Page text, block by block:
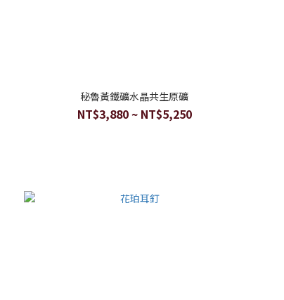
秘魯黃鐵礦水晶共生原礦
NT$3,880 ~ NT$5,250